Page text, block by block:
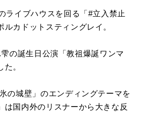
ライブハウスを回る「#立入禁止
ルカドットスティングレイ。
の誕生日公演「教祖爆誕ワンマ
。
の城壁」のエンディングテーマを
は国内外のリスナーから大きな反